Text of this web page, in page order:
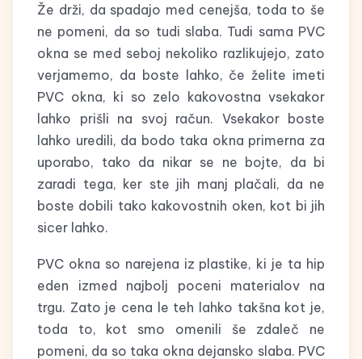
Že drži, da spadajo med cenejša, toda to še
ne pomeni, da so tudi slaba. Tudi sama PVC
okna se med seboj nekoliko razlikujejo, zato
verjamemo, da boste lahko, če želite imeti
PVC okna, ki so zelo kakovostna vsekakor
lahko prišli na svoj račun. Vsekakor boste
lahko uredili, da bodo taka okna primerna za
uporabo, tako da nikar se ne bojte, da bi
zaradi tega, ker ste jih manj plačali, da ne
boste dobili tako kakovostnih oken, kot bi jih
sicer lahko.
PVC okna so narejena iz plastike, ki je ta hip
eden izmed najbolj poceni materialov na
trgu. Zato je cena le teh lahko takšna kot je,
toda to, kot smo omenili še zdaleč ne
pomeni, da so taka okna dejansko slaba. PVC